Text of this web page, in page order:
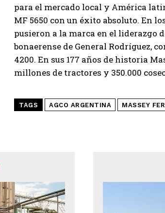
para el mercado local y América
MF 5650 con un éxito absoluto. En
pusieron a la marca en el liderazgo
bonaerense de General Rodríguez,
4200. En sus 177 años de historia
millones de tractores y 350.000
TAGS AGCO ARGENTINA MASSEY